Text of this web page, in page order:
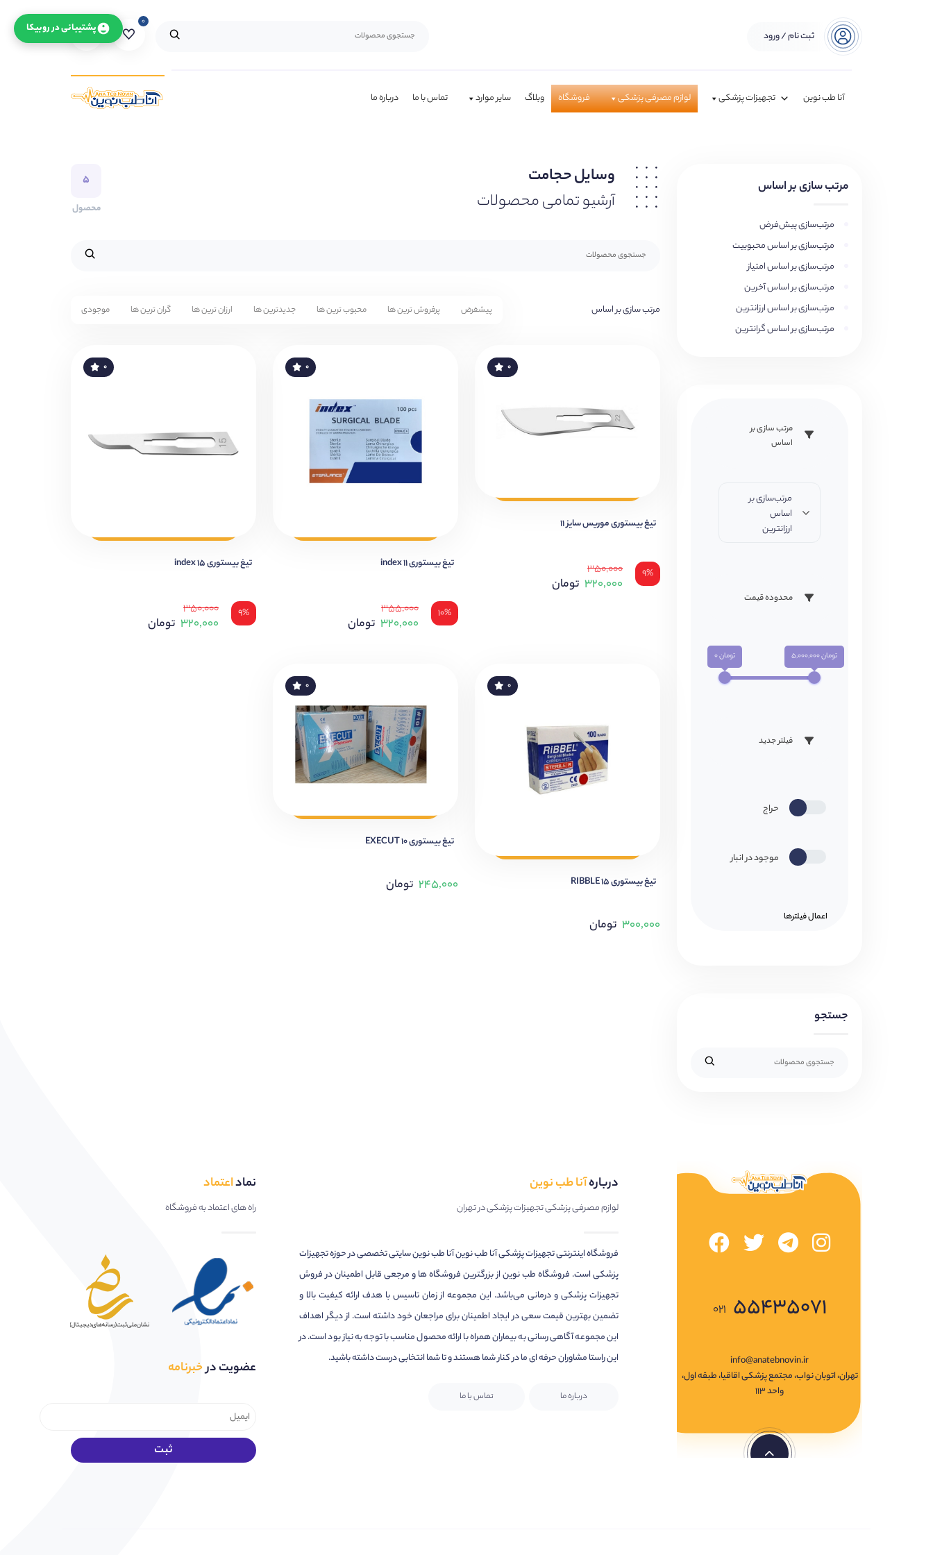
ثبت نام / ورود
۰ ۰
آنا طب نوین تجهیزات پزشکی لوازم مصرفی پزشکی فروشگاه وبلاگ سایر موارد تماس با ما درباره ما
مرتب سازی بر اساس
مرتب‌سازی پیش‌فرض
مرتب‌سازی بر اساس محبوبیت
مرتب‌سازی بر اساس امتیاز
مرتب‌سازی بر اساس آخرین
مرتب‌سازی بر اساس ارزانترین
مرتب‌سازی بر اساس گرانترین
مرتب سازی بر
اساس
مرتب‌سازی بر
اساس
ارزانترین
محدوده قیمت
تومان 0 تومان 5,000,000
فیلتر جدید
حراج
موجود در انبار
اعمال فیلتر‌ها
جستجو
وسایل حجامت
آرشیو تمامی محصولات
۵
محصول
مرتب سازی بر اساس پیشفرض پرفروش ترین ها محبوب ترین ها جدیدترین ها ارزان ترین ها گران ترین ها موجودی
۰
تیغ بیستوری موریس سایز ۱۱
۹% ۳۵۰,۰۰۰
۳۲۰,۰۰۰ تومان
۰
تیغ بیستوری 11 index
۱۰% ۳۵۵,۰۰۰
۳۲۰,۰۰۰ تومان
۰
تیغ بیستوری 15 index
۹% ۳۵۰,۰۰۰
۳۲۰,۰۰۰ تومان
۰
تیغ بیستوری 15 RIBBLE
۳۰۰,۰۰۰ تومان
۰
تیغ بیستوری 10 EXECUT
۲۴۵,۰۰۰ تومان
۰۲۱ ۵۵۴۳۵۰۷۱
info@anatebnovin.ir
تهران، اتوبان نواب، مجتمع پزشکی اقاقیا، طبقه اول،
واحد ۱۱۳
دربارهآنا طب نوین
لوازم مصرفی پزشکی تجهیزات پزشکی در تهران
فروشگاه اینترنتی تجهیزات پزشکی آنا طب نوین آنا طب نوین سایتی تخصصی در حوزه تجهیزات
پزشکی است. فروشگاه طب نوین از بزرگترین فروشگاه ها و مرجعی قابل اطمینان در فروش
تجهیزات پزشکی و درمانی می‌باشد. این مجموعه از زمان تاسیس با هدف ارائه کیفیت بالا و
تضمین بهترین قیمت سعی در ایجاد اطمینان برای مراجعان خود داشته است. از دیگر اهداف
این مجموعه آگاهی رسانی به بیماران همراه با ارائه محصول مناسب با توجه به نیاز بود است. در
این راستا مشاوران حرفه ای ما در کنار شما هستند و تا شما انتخابی درست داشته باشید.
درباره ما تماس با ما
نماداعتماد
راه های اعتماد به فروشگاه
عضویت درخبرنامه
پشتیبانی در روبیکا